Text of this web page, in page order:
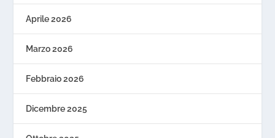
Aprile 2026
Marzo 2026
Febbraio 2026
Dicembre 2025